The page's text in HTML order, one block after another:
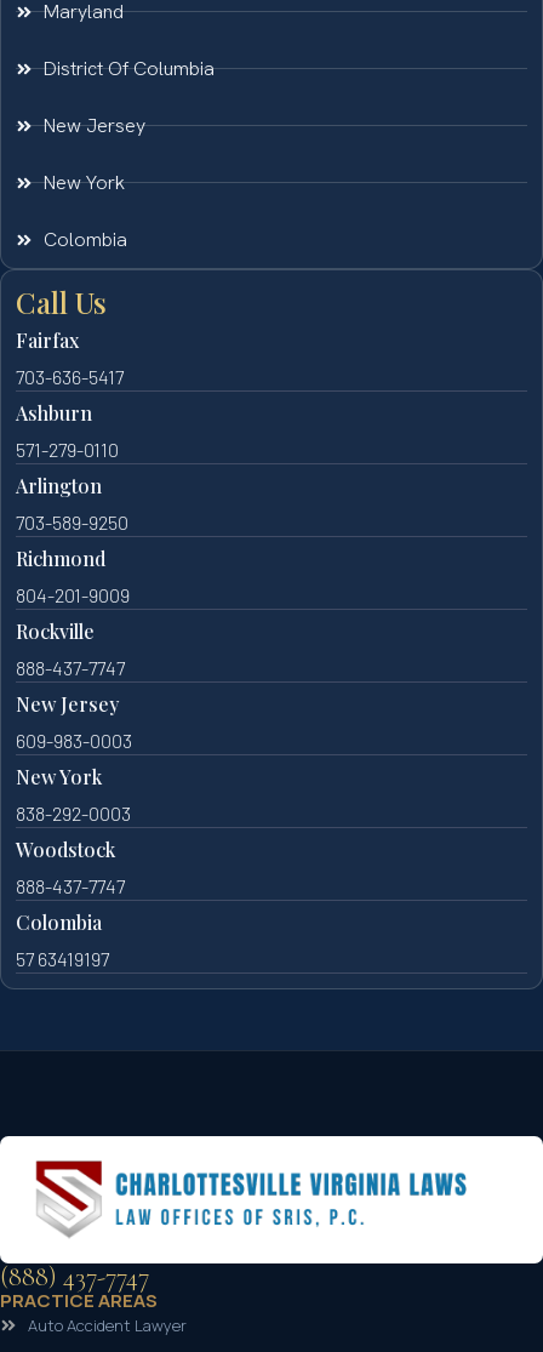
Maryland
District Of Columbia
New Jersey
New York
Colombia
Call Us
Fairfax
703-636-5417
Ashburn
571-279-0110
Arlington
703-589-9250
Richmond
804-201-9009
Rockville
888-437-7747
New Jersey
609-983-0003
New York
838-292-0003
Woodstock
888-437-7747
Colombia
57 63419197
(888) 437-7747
PRACTICE AREAS
Auto Accident Lawyer